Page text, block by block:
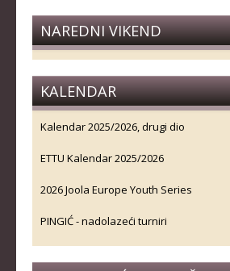
NAREDNI VIKEND
KALENDAR
Kalendar 2025/2026, drugi dio
ETTU Kalendar 2025/2026
2026 Joola Europe Youth Series
PINGIĆ - nadolazeći turniri